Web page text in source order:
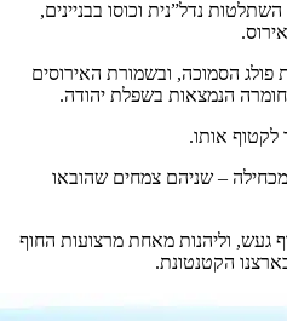
נדל”נית וכוסו בבניינים,
פולג הסמוכה, ובשמורת האירוסים
חומרה הנמצאות בשפלת יהודה.
לקטוף אותו.
– שניהם צמחים שהובאו
געש, וליהנות מאחת מרצועות החוף
הקטנטונת.